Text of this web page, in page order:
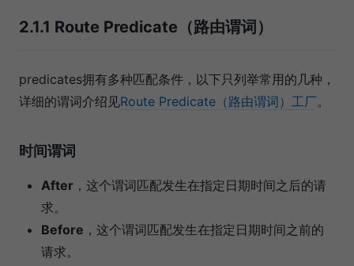
2.1.1 Route Predicate（路由谓词）
predicates拥有多种匹配条件，以下只列举常用的几种，
详细的谓词介绍见Route Predicate（路由谓词）工厂。
时间谓词
After ，这个谓词匹配发生在指定日期时间之后的请
求。
Before ，这个谓词匹配发生在指定日期时间之前的
请求。